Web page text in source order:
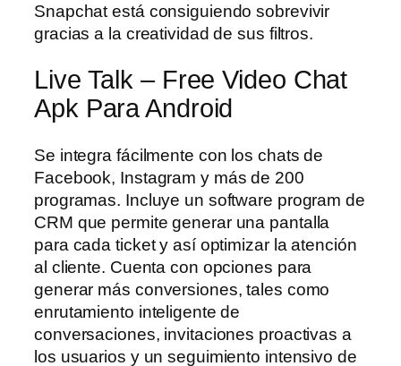
Snapchat está consiguiendo sobrevivir
gracias a la creatividad de sus filtros.
Live Talk – Free Video Chat
Apk Para Android
Se integra fácilmente con los chats de
Facebook, Instagram y más de 200
programas. Incluye un software program de
CRM que permite generar una pantalla
para cada ticket y así optimizar la atención
al cliente. Cuenta con opciones para
generar más conversiones, tales como
enrutamiento inteligente de
conversaciones, invitaciones proactivas a
los usuarios y un seguimiento intensivo de